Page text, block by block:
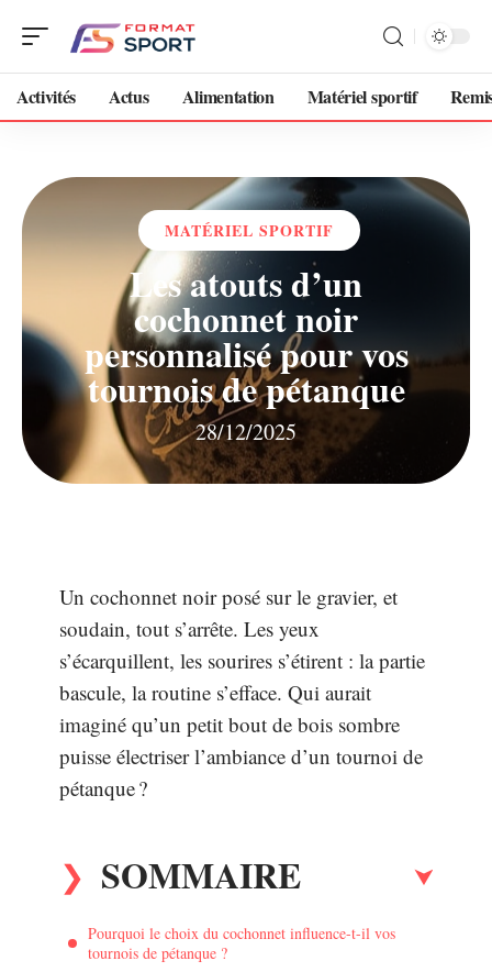
Activités Actus Alimentation Matériel sportif
MATÉRIEL SPORTIF
Les atouts d’un
cochonnet noir
personnalisé pour vos
tournois de pétanque
28/12/2025
Un cochonnet noir posé sur le gravier, et
soudain, tout s’arrête. Les yeux
s’écarquillent, les sourires s’étirent : la partie
bascule, la routine s’efface. Qui aurait
imaginé qu’un petit bout de bois sombre
puisse électriser l’ambiance d’un tournoi de
pétanque ?
SOMMAIRE
Pourquoi le choix du cochonnet influence-t-il vos
tournois de pétanque ?